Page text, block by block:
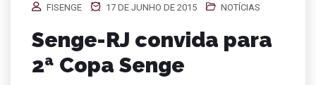
FISENGE 17 DE JUNHO DE 2015 NOTÍCIAS
Senge-RJ convida para
2ª Copa Senge